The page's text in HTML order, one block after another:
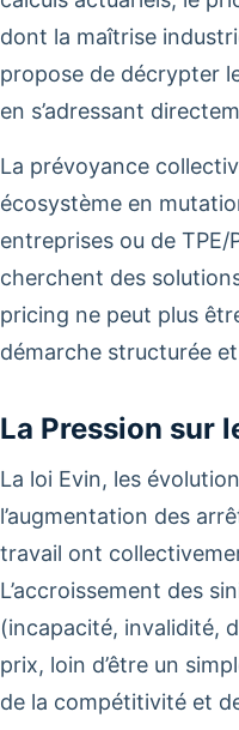
dont la maîtrise
propose de décrypter
en s’adressant
La prévoyance
écosystème en
entreprises ou de
cherchent des
pricing ne peut plus
démarche structurée
La Pression sur
La loi Evin, les
l’augmentation des
travail ont
L’accroissement des
(incapacité, invalidité,
prix, loin d’être un
de la compétitivité et